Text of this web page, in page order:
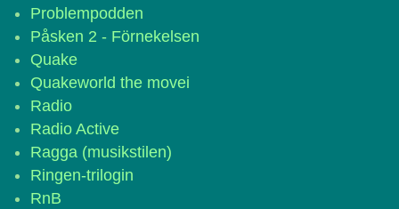
Problempodden
Påsken 2 - Förnekelsen
Quake
Quakeworld the movei
Radio
Radio Active
Ragga (musikstilen)
Ringen-trilogin
RnB